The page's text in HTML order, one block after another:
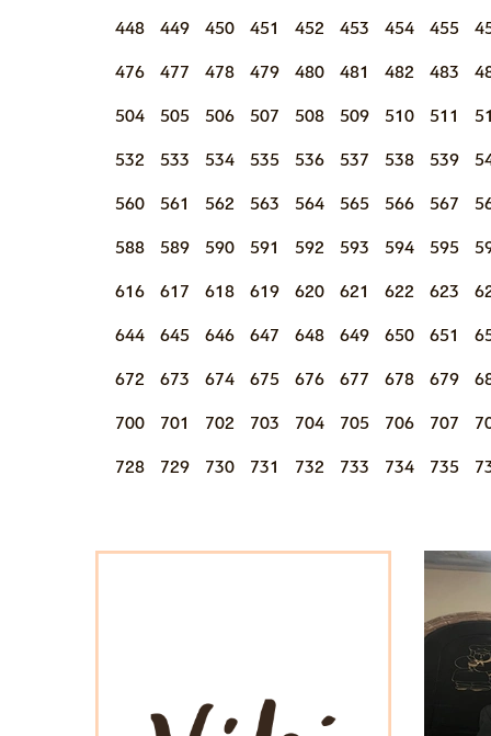
448 449 450 451 452 453 454 455
476 477 478 479 480 481 482 483
504 505 506 507 508 509 510 511
532 533 534 535 536 537 538 539
560 561 562 563 564 565 566 567
588 589 590 591 592 593 594 595
616 617 618 619 620 621 622 623
644 645 646 647 648 649 650 651
672 673 674 675 676 677 678 679
700 701 702 703 704 705 706 707
728 729 730 731 732 733 734 735